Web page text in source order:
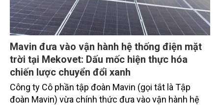
Mavin đưa vào vận hành hệ thống điện mặt
trời tại Mekovet: Dấu mốc hiện thực hóa
chiến lược chuyển đổi xanh
Công ty Cô phần tập đoàn Mavin (gọi tắt là Tập
đoàn Mavin) vừa chính thức đưa vào vận hành hệ